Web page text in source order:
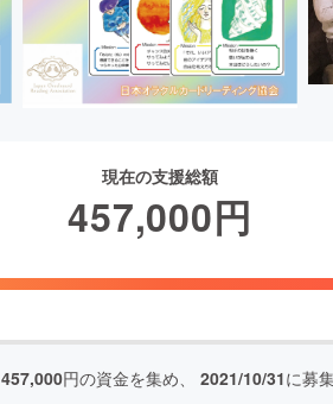
現在の支援総額
457,000円
457,000円の資金を集め、 2021/10/31に募